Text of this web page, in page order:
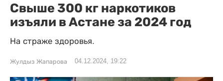
Свыше 300 кг наркотиков
изъяли в Астане за 2024 год
На страже здоровья.
Жулдыз Жапарова 04.12.2024, 19:22